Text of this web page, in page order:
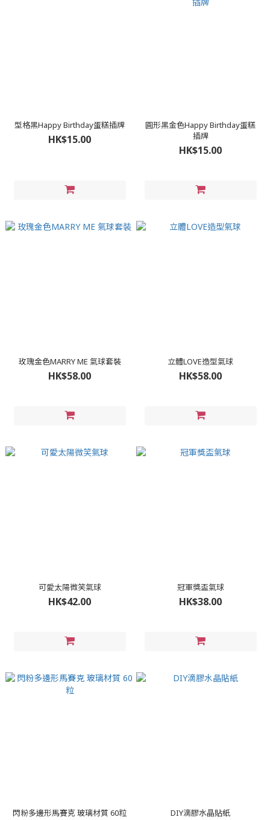
型格黑Happy Birthday蛋糕插牌
HK$15.00
圓形黑金色Happy Birthday蛋糕
插牌
HK$15.00
玫瑰金色MARRY ME 氣球套裝
HK$58.00
立體LOVE造型氣球
HK$58.00
可愛太陽微笑氣球
HK$42.00
冠軍獎盃氣球
HK$38.00
閃粉多邊形馬賽克 玻璃材質 60粒 DIY滴膠水晶貼紙